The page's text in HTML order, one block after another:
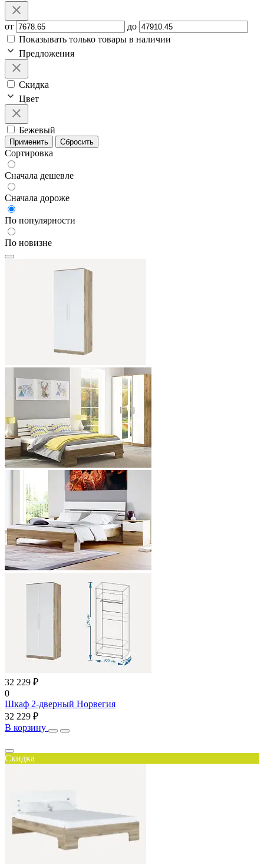
от
до
Показывать только товары в наличии
Предложения
Скидка
Цвет
Бежевый
Применить Сбросить
Сортировка
Сначала дешевле
Сначала дороже
По популярности
По новизне
32 229 ₽
0
Шкаф 2-дверный Норвегия
32 229 ₽
В корзину
Скидка